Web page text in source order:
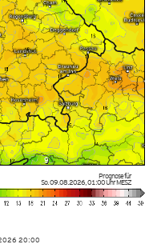
Prognose für
So. 09.08.2026,01:00 UhrMESZ
20:00